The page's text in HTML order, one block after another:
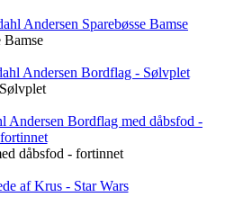
Bamse
dåbsfod - fortinnet